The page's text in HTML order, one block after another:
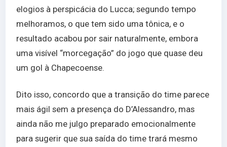
elogios à perspicácia do Lucca; segundo tempo
melhoramos, o que tem sido uma tônica, e o
resultado acabou por sair naturalmente, embora
uma visível “morcegação” do jogo que quase deu
um gol à Chapecoense.
Dito isso, concordo que a transição do time parece
mais ágil sem a presença do D’Alessandro, mas
ainda não me julgo preparado emocionalmente
para sugerir que sua saída do time trará mesmo